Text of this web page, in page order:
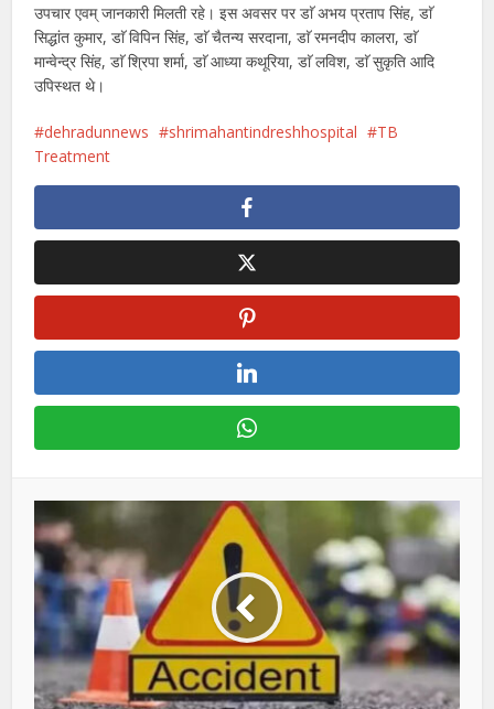
उपचार एवम् जानकारी मिलती रहे। इस अवसर पर डाॅ अभय प्रताप सिंह, डाॅ
सिद्धांत कुमार, डाॅ विपिन सिंह, डाॅ चैतन्य सरदाना, डाॅ रमनदीप कालरा, डाॅ
मान्वेन्द्र सिंह, डाॅ श्रिपा शर्मा, डाॅ आध्या कथूरिया, डाॅ लविश, डाॅ सुकृति आदि
उपिस्थत थे।
dehradunnews shrimahantindreshhospital
TB
Treatment